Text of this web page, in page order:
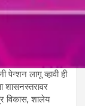
पेन्शन लागू व्हावी ही
शासनस्तरावर
विकास, शालेय